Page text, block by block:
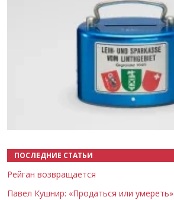
ПОСЛЕДНИЕ СТАТЬИ
Рейган возвращается
Павел Кушнир: «Продаться или умереть»